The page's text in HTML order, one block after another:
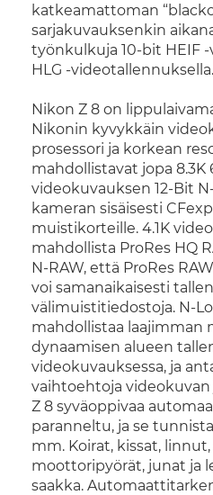
katkeamattoman
sarjakuvauksenkin
työnkulkuja 10-bit HEIF -
HLG -videotallennuksella.
Nikon Z 8 on
Nikonin kyvykkäin
prosessori ja korkean
mahdollistavat jopa 8.3K
videokuvauksen 12-Bit
kameran sisäisesti
muistikorteille. 4.1K
mahdollista ProRes HQ
N-RAW, että ProRes
voi samanaikaisesti
välimuistitiedostoja. N-
mahdollistaa laajimman
dynaamisen alueen
videokuvauksessa, ja
vaihtoehtoja
Z 8 syväoppivaa
paranneltu, ja se
mm. Koirat, kissat,
moottoripyörät, junat ja
saakka.